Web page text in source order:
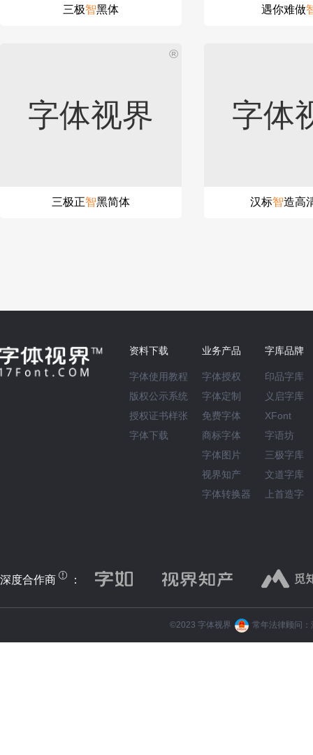
三极智黑体 遇你难做
字体视界
三极正智黑简体
®
字体
汉标智造高
资料下载
字体使用教程
版权公示系统
授权证书样张
字体下载
业务产品
字体授权
字体定制
免费字体
商标字体
字体图片
视界知产
字体转换器
字库品牌
印品字库
义启字库
XFont
字语坊
三极字库
文道字库
上首造字
深度合作商 ：
©️2023 字体视界 常年法律顾问